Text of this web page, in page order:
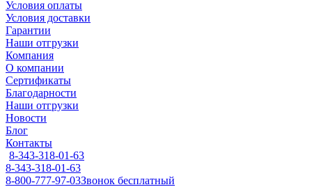
Условия оплаты
Условия доставки
Гарантии
Наши отгрузки
Компания
О компании
Сертификаты
Благодарности
Наши отгрузки
Новости
Блог
Контакты
8-343-318-01-63
8-343-318-01-63
8-800-777-97-03Звонок бесплатный